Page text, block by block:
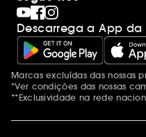
Descarrega a App da
Menções adicionais
Marcas excluídas das nossas
*Ver condições das nossas
**Exclusividade na rede